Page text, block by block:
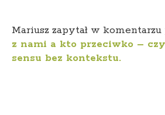
Mariusz zapytał w
z nami a kto przeciwko –
sensu bez kontekstu.